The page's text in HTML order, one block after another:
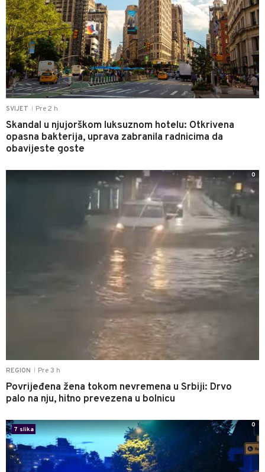
SVIJET Pre 2 h
Skandal u njujorškom luksuznom hotelu: Otkrivena
opasna bakterija, uprava zabranila radnicima da
obavijeste goste
REGION Pre 3 h
Povrijeđena žena tokom nevremena u Srbiji: Drvo
palo na nju, hitno prevezena u bolnicu
0
7 slika
0